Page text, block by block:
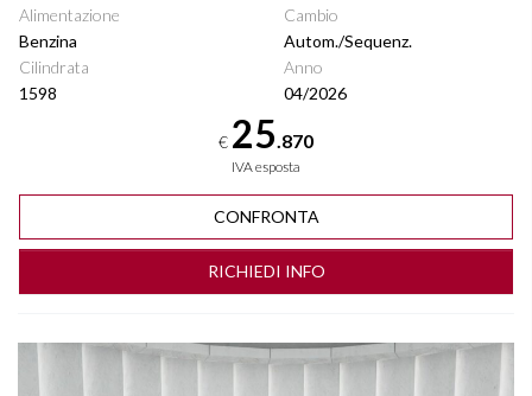
Alimentazione
Benzina
Cambio
Autom./Sequenz.
Cilindrata
1598
Anno
04/2026
€ 25.870
IVA esposta
CONFRONTA
RICHIEDI INFO
Vedi dettagli